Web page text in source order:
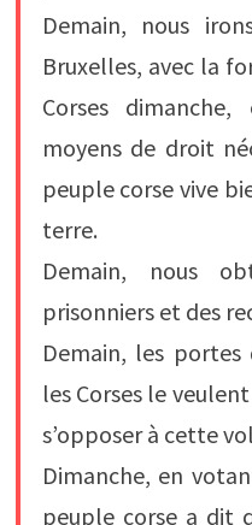
Demain, nous
Bruxelles, avec la
Corses
moyens de droit
peuple corse vive
terre.
Demain, nous
prisonniers et des
Demain, les portes
les Corses le
s’opposer à cette
Dimanche, en
peuple corse a dit